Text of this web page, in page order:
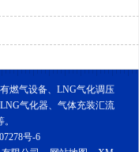
燃气设备、LNG气化调压
气化器、气体充装汇流
号-6